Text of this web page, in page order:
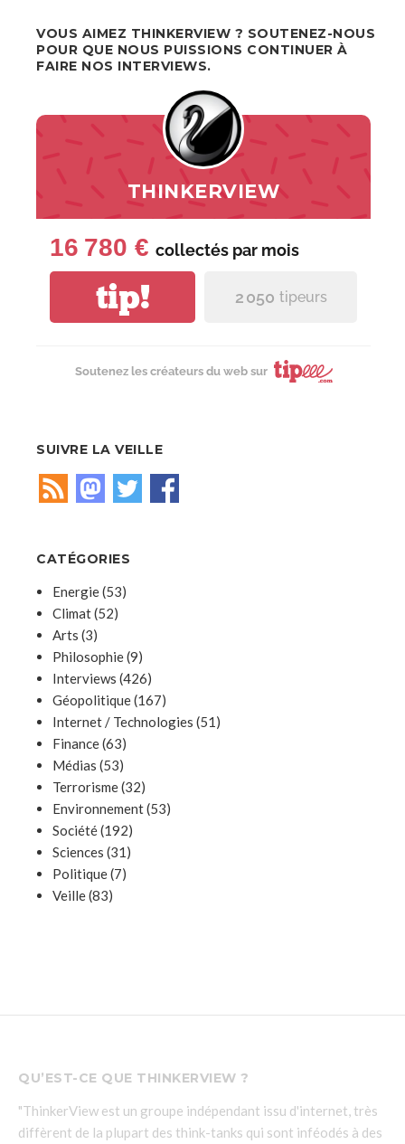
VOUS AIMEZ THINKERVIEW ? SOUTENEZ-NOUS
POUR QUE NOUS PUISSIONS CONTINUER À
FAIRE NOS INTERVIEWS.
THINKERVIEW
16 780 € collectés par mois
tip! 2 050 tipeurs
Soutenez les créateurs du web sur
SUIVRE LA VEILLE
CATÉGORIES
Energie(53)
Climat(52)
Arts (3)
Philosophie(9)
Interviews (426)
Géopolitique(167)
Internet / Technologies (51)
Finance(63)
Médias (53)
Terrorisme(32)
Environnement(53)
Société(192)
Sciences (31)
Politique(7)
Veille(83)
QU’EST-CE QUE THINKERVIEW ?
"ThinkerView est un groupe indépendant issu d'internet, très
diffèrent de la plupart des think-tanks qui sont inféodés à des